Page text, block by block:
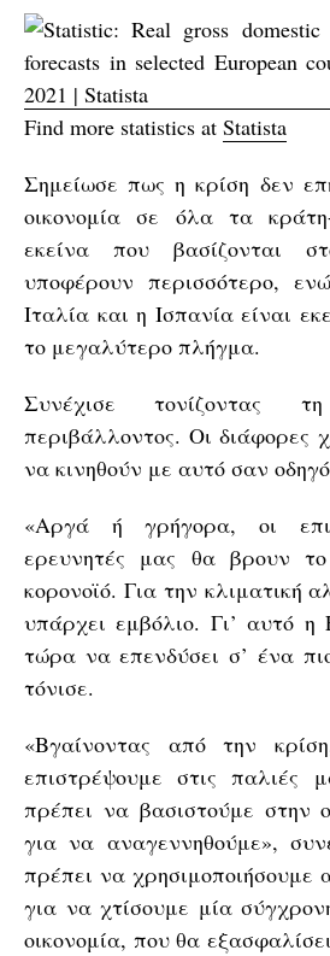
Find more statistics at Statista
Σημείωσε πως η κρίση δεν
οικονομία σε όλα τα
εκείνα που βασίζονται
υποφέρουν περισσότερο,
Ιταλία και η Ισπανία είναι
το μεγαλύτερο πλήγμα.
Συνέχισε τονίζοντας
περιβάλλοντος. Οι διάφορες
να κινηθούν με αυτό σαν
«Αργά ή γρήγορα, οι
ερευνητές μας θα βρουν
κορονοϊό. Για την κλιματική
υπάρχει εμβόλιο. Γι’ αυτό
τώρα να επενδύσει σ’ ένα
τόνισε.
«Βγαίνοντας από την
επιστρέψουμε στις παλιές
πρέπει να βασιστούμε στην
για να αναγεννηθούμε»,
πρέπει να χρησιμοποιήσουμε
για να χτίσουμε μία
οικονομία, που θα